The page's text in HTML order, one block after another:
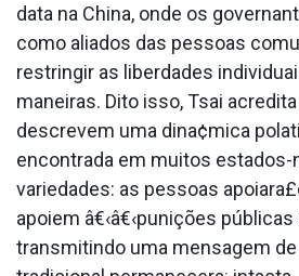
data na China, onde os
como aliados das pessoas
restringir as liberdades
maneiras. Dito isso, Tsai
descrevem uma dina¢mica
encontrada em muitos estados-
variedades: as pessoas
apoiem â€‹â€‹punições
transmitindo uma mensagem